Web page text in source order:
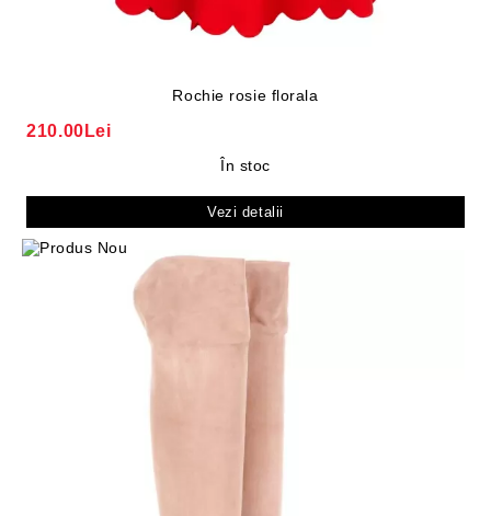
Rochie rosie florala
210.00Lei
În stoc
Vezi detalii